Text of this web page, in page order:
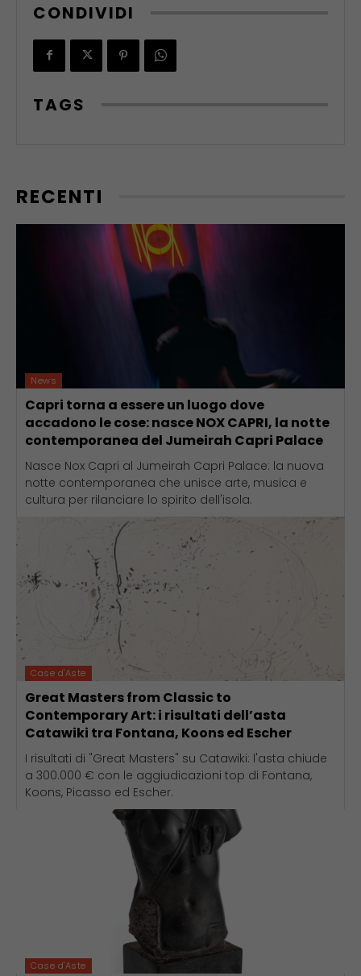
CONDIVIDI
TAGS
RECENTI
News
Capri torna a essere un luogo dove
accadono le cose: nasce NOX CAPRI, la notte
contemporanea del Jumeirah Capri Palace
Nasce Nox Capri al Jumeirah Capri Palace: la nuova
notte contemporanea che unisce arte, musica e
cultura per rilanciare lo spirito dell'isola.
Case d'Aste
Great Masters from Classic to
Contemporary Art: i risultati dell’asta
Catawiki tra Fontana, Koons ed Escher
I risultati di "Great Masters" su Catawiki: l'asta chiude
a 300.000 € con le aggiudicazioni top di Fontana,
Koons, Picasso ed Escher.
Case d'Aste